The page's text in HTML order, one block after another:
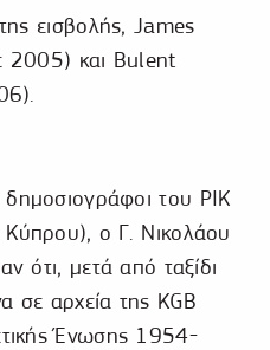
εισβολής, James
2005) και Bulent
του ΡΙΚ
Κύπρου), ο Γ. Νικολάου
ότι, μετά από ταξίδι
σε αρχεία της KGB
Ένωσης 1954-